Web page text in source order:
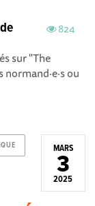
824
sur "The
ou
MARS
3
2025